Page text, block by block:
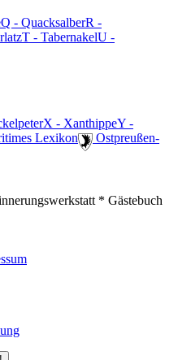
Q - QuacksalberR -
T - TabernakelU -
X - XanthippeY -
Lexikon
️ Ostpreußen-
* Gästebuch